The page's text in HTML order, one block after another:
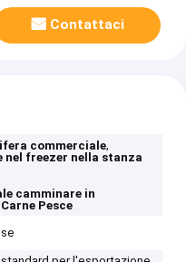
Contattaci
commerciale,
nel freezer nella stanza
camminare in
Pesce